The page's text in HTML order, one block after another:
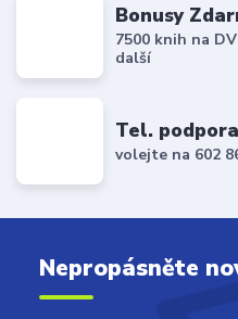
Bonusy
7500 knih na
další
Tel.
volejte na 602
Nepropásněte